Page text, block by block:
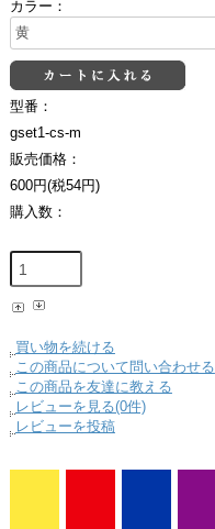
カラー：
型番：
gset1-cs-m
販売価格：
600円(税54円)
購入数：
買い物を続ける
この商品について問い合わせる
この商品を友達に教える
レビューを見る(0件)
レビューを投稿